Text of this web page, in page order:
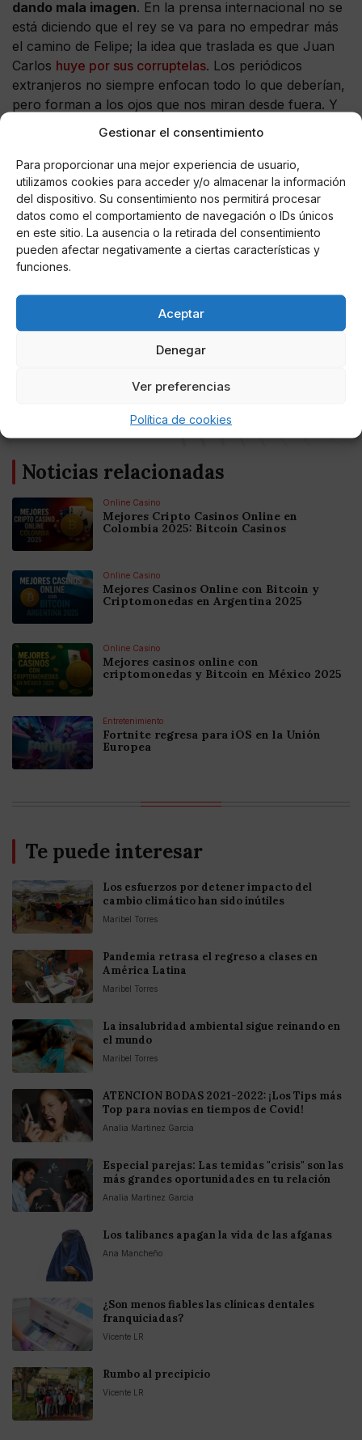
Gestionar el consentimiento
Para proporcionar una mejor experiencia de usuario,
utilizamos cookies para acceder y/o almacenar la información
del dispositivo. Su consentimiento nos permitirá procesar
datos como el comportamiento de navegación o IDs únicos
en este sitio. La ausencia o la retirada del consentimiento
pueden afectar negativamente a ciertas características y
funciones.
Aceptar
Denegar
Ver preferencias
Política de cookies
dando mala imagen. En la prensa internacional no se
está diciendo que el rey se va para no empedrar más
el camino de Felipe; la idea que traslada es que Juan
Carlos huye por sus corruptelas. Los periódicos
extranjeros no siempre enfocan todo lo que deberían,
pero forman a los ojos que nos miran desde fuera. Y
Felipe ahora lo tiene difícil: la supernova que salga del
debate sobre la monarquía puede desbarajustar todo
un modelo de Estado. Puede ser él el que conduzca,
pero tiene que ir con cuidado: cuando se desprende,
esa energía suele ser incontrolable . Y cuando la
estrella es demasiado grande, la supernova puede
incluso derivar en un agujero negro. Y ahí ya sí que
no hay salida.
AUTOR
Luis Mejía
Noticias relacionadas
Online Casino
Mejores Cripto Casinos Online en
Colombia 2025: Bitcoin Casinos
Online Casino
Mejores Casinos Online con Bitcoin y
Criptomonedas en Argentina 2025
Online Casino
Mejores casinos online con
criptomonedas y Bitcoin en México 2025
Entretenimiento
Fortnite regresa para iOS en la Unión
Europea
Te puede interesar
Los esfuerzos por detener impacto del
cambio climático han sido inútiles
Maribel Torres
Pandemia retrasa el regreso a clases en
América Latina
Maribel Torres
La insalubridad ambiental sigue reinando en
el mundo
Maribel Torres
ATENCION BODAS 2021-2022: ¡Los Tips más
Top para novias en tiempos de Covid!
Analia Martinez Garcia
Especial parejas: Las temidas "crisis" son las
más grandes oportunidades en tu relación
Analia Martinez Garcia
Los talibanes apagan la vida de las afganas
Ana Mancheño
¿Son menos fiables las clínicas dentales
franquiciadas?
Vicente LR
Rumbo al precipicio
Vicente LR